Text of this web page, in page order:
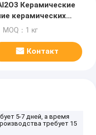
Керамические
керамических
MOQ：1 кг
Контакт
5-7 дней, а время
требует 15